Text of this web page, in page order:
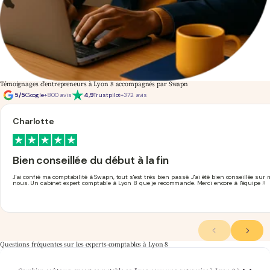
Témoignages d'entrepreneurs à Lyon 8 accompagnés par Swapn
5/5Google+800 avis 4,9Trustpilot+372 avis
Charlotte
Bien conseillée du début à la fin
J'ai confié ma comptabilité à Swapn, tout s'est très bien passé. J'ai été bien conseillée
nous. Un cabinet expert comptable à Lyon 8 que je recommande. Merci encore à l'équipe !!
Questions fréquentes sur les experts-comptables à Lyon 8